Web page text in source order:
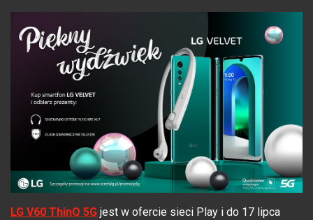
LG V60 ThinQ 5G jest w ofercie sieci Play i do 17 lipca